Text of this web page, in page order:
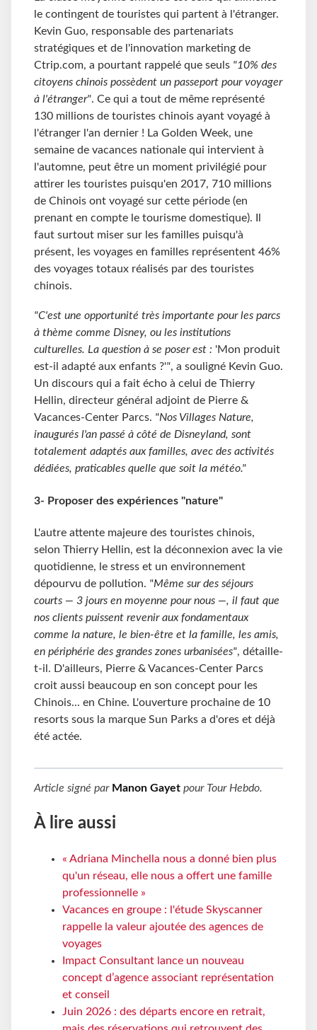
le contingent de touristes qui partent à l'étranger.
Kevin Guo, responsable des partenariats
stratégiques et de l'innovation marketing de
Ctrip.com, a pourtant rappelé que seuls "10% des
citoyens chinois possèdent un passeport pour voyager
à l'étranger". Ce qui a tout de même représenté
130 millions de touristes chinois ayant voyagé à
l'étranger l'an dernier ! La Golden Week, une
semaine de vacances nationale qui intervient à
l'automne, peut être un moment privilégié pour
attirer les touristes puisqu'en 2017, 710 millions
de Chinois ont voyagé sur cette période (en
prenant en compte le tourisme domestique). Il
faut surtout miser sur les familles puisqu'à
présent, les voyages en familles représentent 46%
des voyages totaux réalisés par des touristes
chinois.
"C'est une opportunité très importante pour les parcs
à thème comme Disney, ou les institutions
culturelles. La question à se poser est : 'Mon produit
est-il adapté aux enfants ?'", a souligné Kevin Guo.
Un discours qui a fait écho à celui de Thierry
Hellin, directeur général adjoint de Pierre &
Vacances-Center Parcs. "Nos Villages Nature,
inaugurés l'an passé à côté de Disneyland, sont
totalement adaptés aux familles, avec des activités
dédiées, praticables quelle que soit la météo."
3- Proposer des expériences "nature"
L'autre attente majeure des touristes chinois,
selon Thierry Hellin, est la déconnexion avec la vie
quotidienne, le stress et un environnement
dépourvu de pollution. "Même sur des séjours
courts — 3 jours en moyenne pour nous —, il faut que
nos clients puissent revenir aux fondamentaux
comme la nature, le bien-être et la famille, les amis,
en périphérie des grandes zones urbanisées", détaille-
t-il. D'ailleurs, Pierre & Vacances-Center Parcs
croit aussi beaucoup en son concept pour les
Chinois... en Chine. L'ouverture prochaine de 10
resorts sous la marque Sun Parks a d'ores et déjà
été actée.
Article signé par Manon Gayet pour Tour Hebdo.
À lire aussi
« Adriana Minchella nous a donné bien plus
qu'un réseau, elle nous a offert une famille
professionnelle »
Vacances en groupe : l'étude Skyscanner
rappelle la valeur ajoutée des agences de
voyages
Impact Consultant lance un nouveau
concept d’agence associant représentation
et conseil
Juin 2026 : des départs encore en retrait,